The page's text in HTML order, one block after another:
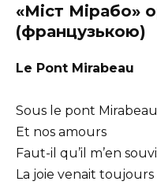
«Міст Мірабо»
(французькою)
Le Pont Mirabeau
Sous le pont
Et nos amours
Faut-il qu’il m’en
La joie venait toujours